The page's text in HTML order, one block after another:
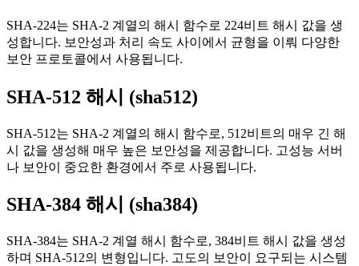
SHA-224는 SHA-2 계열의 해시 함수로 224비트 해시 값을 생
성합니다. 보안성과 처리 속도 사이에서 균형을 이뤄 다양한
보안 프로토콜에서 사용됩니다.
SHA-512 해시 (sha512)
SHA-512는 SHA-2 계열의 해시 함수로, 512비트의 매우 긴 해
시 값을 생성해 매우 높은 보안성을 제공합니다. 고성능 서버
나 보안이 중요한 환경에서 주로 사용됩니다.
SHA-384 해시 (sha384)
SHA-384는 SHA-2 계열 해시 함수로, 384비트 해시 값을 생성
하며 SHA-512의 변형입니다. 고도의 보안이 요구되는 시스템